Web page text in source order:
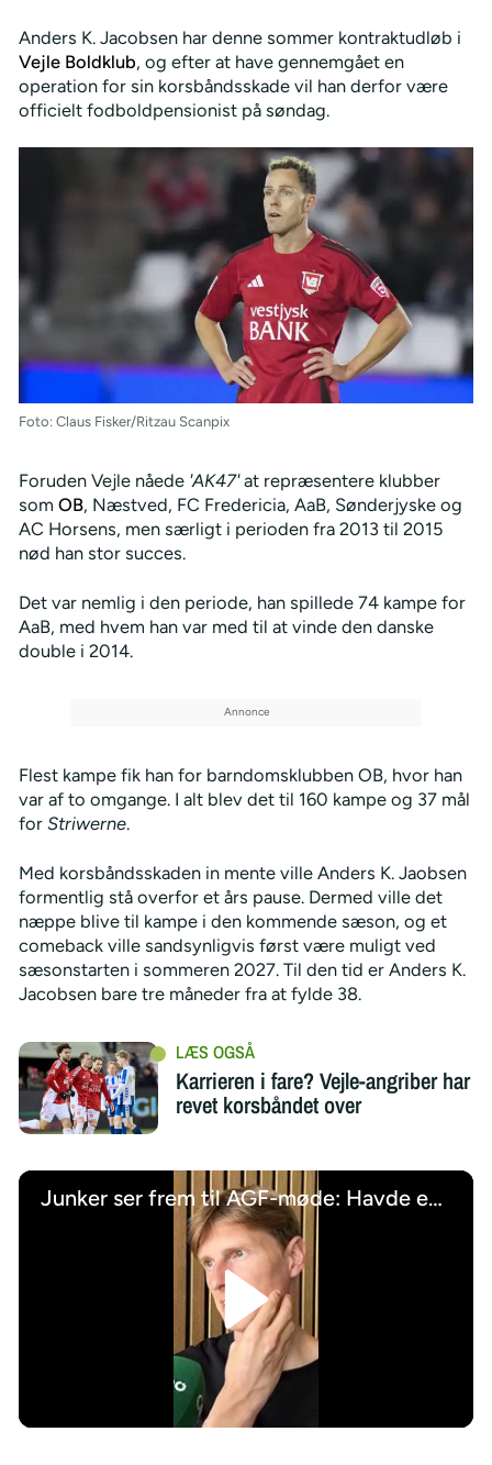
Anders K. Jacobsen har denne sommer kontraktudløb i
Vejle Boldklub, og efter at have gennemgået en
operation for sin korsbåndsskade vil han derfor være
officielt fodboldpensionist på søndag.
Foto: Claus Fisker/Ritzau Scanpix
Foruden Vejle nåede 'AK47'at repræsentere klubber
som OB, Næstved, FC Fredericia, AaB, Sønderjyske og
AC Horsens, men særligt i perioden fra 2013 til 2015
nød han stor succes.
Det var nemlig i den periode, han spillede 74 kampe for
AaB, med hvem han var med til at vinde den danske
double i 2014.
Flest kampe fik han for barndomsklubben OB, hvor han
var af to omgange. I alt blev det til 160 kampe og 37 mål
for Striwerne.
Med korsbåndsskaden in mente ville Anders K. Jaobsen
formentlig stå overfor et års pause. Dermed ville det
næppe blive til kampe i den kommende sæson, og et
comeback ville sandsynligvis først være muligt ved
sæsonstarten i sommeren 2027. Til den tid er Anders K.
Jacobsen bare tre måneder fra at fylde 38.
Karrieren i fare? Vejle-angriber har
revet korsbåndet over
Junker ser frem til AGF-møde: Havde en sindssygt god tid
/